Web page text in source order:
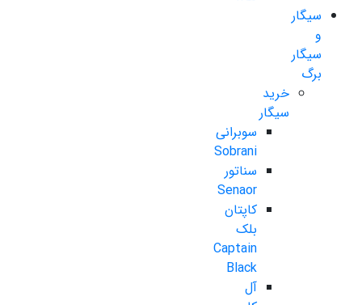
سیگار
و
سیگار
برگ
خرید
سیگار
سوبرانی
Sobrani
سناتور
Senaor
کاپتان
بلک
Captain
Black
آل